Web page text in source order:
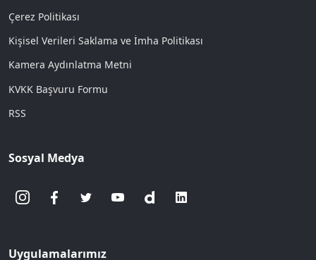
Çerez Politikası
Kişisel Verileri Saklama ve İmha Politikası
Kamera Aydınlatma Metni
KVKK Başvuru Formu
RSS
Sosyal Medya
Uygulamalarımız